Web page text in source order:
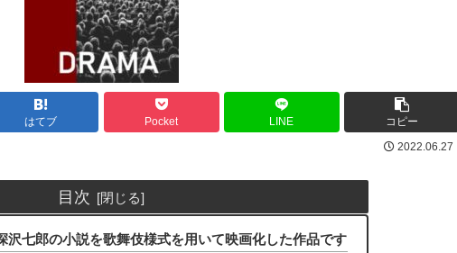
はてブ Pocket LINE
コピー
2022.06.27
目次
沢七郎の小説を歌舞伎様式を用いて映画化した作品です